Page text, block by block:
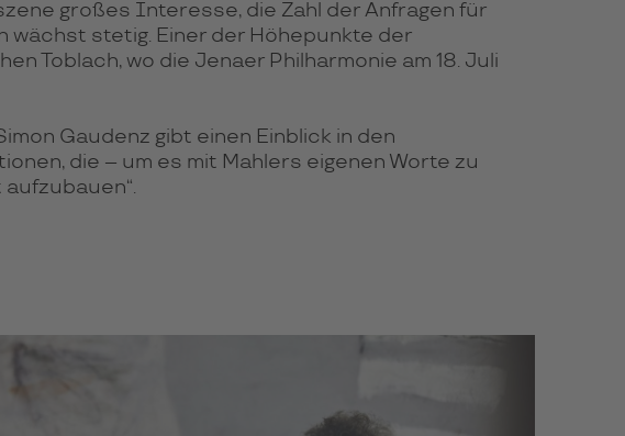
großes Interesse, die Zahl der Anfragen für
wächst stetig. Einer der Höhepunkte der
Toblach, wo die Jenaer Philharmonie am 18. Juli
Gaudenz gibt einen Einblick in den
die – um es mit Mahlers eigenen Worte zu